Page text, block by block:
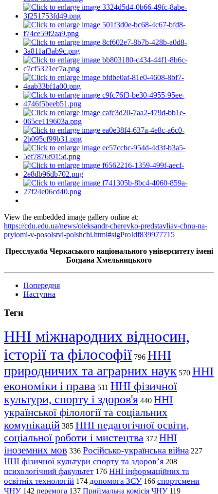
View the embedded image gallery online at:
https://cdu.edu.ua/news/oleksandr-cherevko-predstavliav-chnu-na-
pryiomi-v-posolstvi-polshchi.html#sigProIdf839977715
Пресслужба Черкаського національного університету імені
Богдана Хмельницького
Попередня
Наступна
Теги
ННІ міжнародних відносин,
історії та філософії 796 ННІ
природничих та аграрних наук 570 ННІ
економіки і права 511 ННІ фізичної
культури, спорту і здоров'я 440 ННІ
української філології та соціальних
комунікацій 385 ННІ педагогічної освіти,
соціальної роботи і мистецтва 372 ННІ
іноземних мов 336 Російсько-українська війна 227
ННІ фізичної культури спорту та здоров’я 208
психологічний факультет 176 ННІ інформаційних та
освітніх технологій 174 допомога ЗСУ 166 спортсмени
ЧНУ 142 перемога 137 Приймальна комісія ЧНУ 119